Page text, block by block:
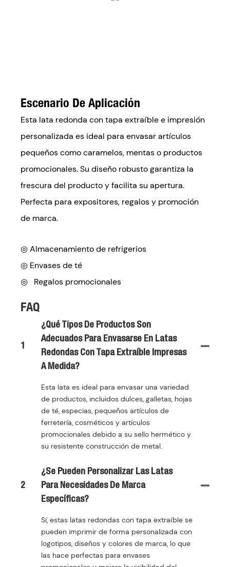
Escenario De Aplicación
Esta lata redonda con tapa extraíble e impresión
personalizada es ideal para envasar artículos
pequeños como caramelos, mentas o productos
promocionales. Su diseño robusto garantiza la
frescura del producto y facilita su apertura.
Perfecta para expositores, regalos y promoción
de marca.
◎ Almacenamiento de refrigerios
◎ Envases de té
◎
Regalos promocionales
FAQ
1
¿Qué Tipos De Productos Son
Adecuados Para Envasarse En Latas
Redondas Con Tapa Extraíble Impresas
A Medida?
Esta lata es ideal para envasar una variedad
de productos, incluidos dulces, galletas, hojas
de té, especias, pequeños artículos de
ferretería, cosméticos y artículos
promocionales debido a su sello hermético y
su resistente construcción de metal.
2
¿Se Pueden Personalizar Las Latas
Para Necesidades De Marca
Específicas?
Sí, estas latas redondas con tapa extraíble se
pueden imprimir de forma personalizada con
logotipos, diseños y colores de marca, lo que
las hace perfectas para envases